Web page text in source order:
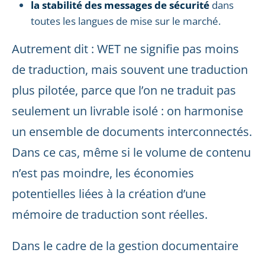
la stabilité des messages de sécurité dans
toutes les langues de mise sur le marché.
Autrement dit : WET ne signifie pas moins
de traduction, mais souvent une traduction
plus pilotée, parce que l’on ne traduit pas
seulement un livrable isolé : on harmonise
un ensemble de documents interconnectés.
Dans ce cas, même si le volume de contenu
n’est pas moindre, les économies
potentielles liées à la création d’une
mémoire de traduction sont réelles.
Dans le cadre de la gestion documentaire